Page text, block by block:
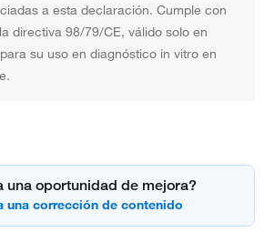
a esta declaración. Cumple con
directiva 98/79/CE, válido solo en
su uso en diagnóstico in vitro en
una oportunidad de mejora?